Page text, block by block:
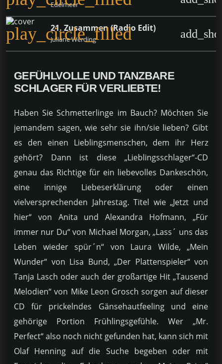
Edelmeer
play_circle_filled
21. Zusammen (Radio Edit)
Juliane Werding
GEFÜHLVOLLE UND TANZBARE
SCHLAGER FÜR VERLIEBTE!
Haben Sie Schmetterlinge im Bauch? Möchten Sie
jemandem sagen, wie sehr sie ihn/sie lieben? Gibt
es den einen Lieblingsmenschen, dem ihr Herz
gehört? Dann ist diese „Lieblingsschlager“-CD
genau das Richtige für ein liebevolles Dankeschön,
eine innige Liebeserklärung oder einen
vielversprechenden Jahrestag. Titel wie „Jetzt und
hier“ von Anita und Alexandra Hofmann, „Für
immer nur Du“ von Michael Morgan, „Lass´ uns das
Leben wieder spür´n“ von Laura Wilde, „Mein
Wunder“ von Lisa Bund, „Der Plattenspieler“ von
Tanja Lasch oder auch der großartige Hit „Tausend
Melodien“ von Mike Leon Grosch sorgen auf dieser
CD für prickelndes Gänsehautfeeling und eine
gehörige Portion Frühlingsgefühle. Wer „Mr.
Perfect“ also noch nicht gefunden hat, kann sich mit
Olaf Henning auf die Suche begeben oder mit